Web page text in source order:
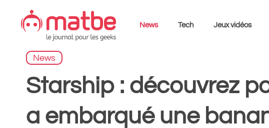
contenu
News Tech Jeux vidéos
News
Starship : découvrez
a embarqué une